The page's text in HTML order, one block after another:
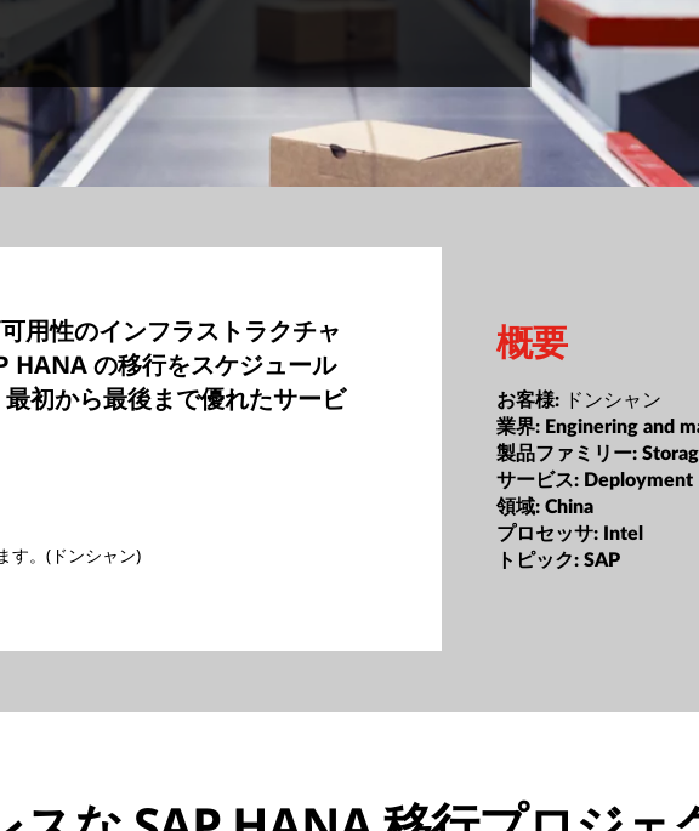
用性のインフラストラクチャ
HANA の移行をスケジュール
初から最後まで優れたサービ
す。(ドンシャン)
概要
お客様: ドンシャン
業界: Enginering and
製品ファミリー:
サービス: Deployment
領域:China
プロセッサ: Intel
トピック:SAP